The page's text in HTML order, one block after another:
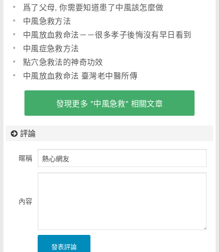
爲了父母, 你需要知道患了中風該怎麼做
中風急救方法
中風放血救命法－－很多孝子後悔沒有早日看到
中風症急救方法
點穴急救法的神奇功效
中風放血救命法 臺灣老中醫所傳
發現更多 "中風急救" 相關文章
評論
暱稱
內容
發表評論